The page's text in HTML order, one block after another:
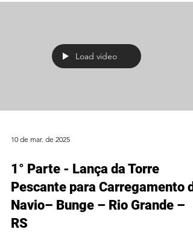
Load video
10 de mar. de 2025
1° Parte - Lança da Torre
Pescante para Carregamento
Navio– Bunge – Rio Grande –
RS